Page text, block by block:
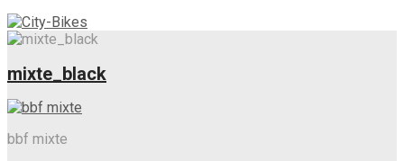
mixte_black
bbf mixte